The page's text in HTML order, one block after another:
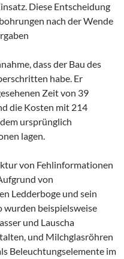
Diese Entscheidung
nach der Wende
dass der Bau des
habe. Er
Zeit von 39
die Kosten mit 214
ursprünglich
lagen.
von Fehlinformationen
von
Ledderboge und sein
wurden beispielsweise
und Lauscha
und Milchglasröhren
Beleuchtungselemente im